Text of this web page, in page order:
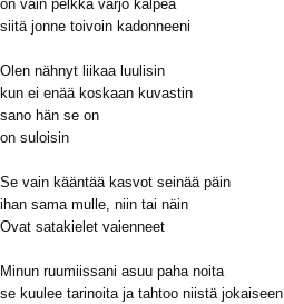
on vain pelkkä varjo kalpea
siitä jonne toivoin kadonneeni
Olen nähnyt liikaa luulisin
kun ei enää koskaan kuvastin
sano hän se on
on suloisin
Se vain kääntää kasvot seinää päin
ihan sama mulle, niin tai näin
Ovat satakielet vaienneet
Minun ruumiissani asuu paha noita
se kuulee tarinoita ja tahtoo niistä jokaiseen